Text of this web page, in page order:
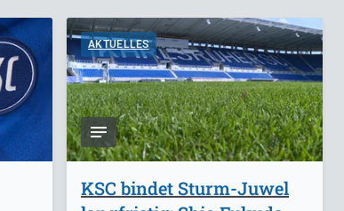
AKTUELLES
KSC bindet Sturm-Juwel